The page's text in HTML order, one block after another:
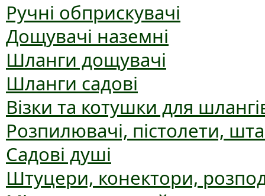
Ручні обприскувачі
Дощувачі наземні
Шланги дощувачі
Шланги садові
Візки та котушки для
Розпилювачі, пістолети,
Садові душі
Штуцери, конектори,